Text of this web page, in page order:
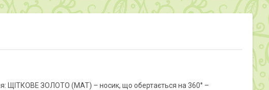
ЗОЛОТО (MAT) – носик, що обертається на 360° –